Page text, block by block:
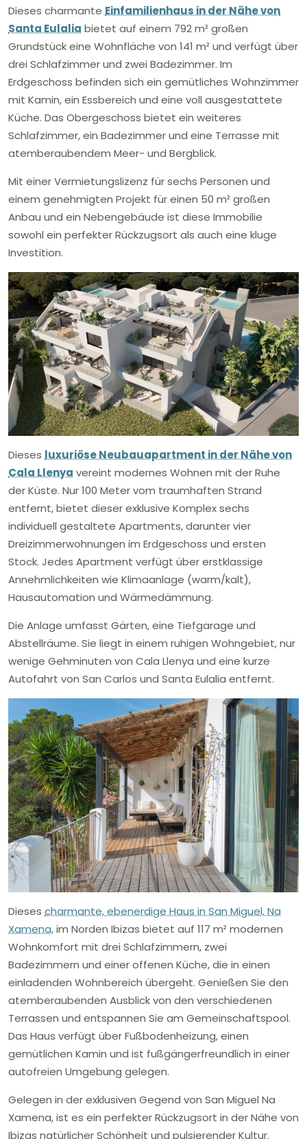
Dieses charmante Einfamilienhaus in der Nähe von
Santa Eulalia bietet auf einem 792 m² großen
Grundstück eine Wohnfläche von 141 m² und verfügt über
drei Schlafzimmer und zwei Badezimmer. Im
Erdgeschoss befinden sich ein gemütliches Wohnzimmer
mit Kamin, ein Essbereich und eine voll ausgestattete
Küche. Das Obergeschoss bietet ein weiteres
Schlafzimmer, ein Badezimmer und eine Terrasse mit
atemberaubendem Meer- und Bergblick.
Mit einer Vermietungslizenz für sechs Personen und
einem genehmigten Projekt für einen 50 m² großen
Anbau und ein Nebengebäude ist diese Immobilie
sowohl ein perfekter Rückzugsort als auch eine kluge
Investition.
Dieses luxuriöse Neubauapartment in der Nähe von
Cala Llenya vereint modernes Wohnen mit der Ruhe
der Küste. Nur 100 Meter vom traumhaften Strand
entfernt, bietet dieser exklusive Komplex sechs
individuell gestaltete Apartments, darunter vier
Dreizimmerwohnungen im Erdgeschoss und ersten
Stock. Jedes Apartment verfügt über erstklassige
Annehmlichkeiten wie Klimaanlage (warm/kalt),
Hausautomation und Wärmedämmung.
Die Anlage umfasst Gärten, eine Tiefgarage und
Abstellräume. Sie liegt in einem ruhigen Wohngebiet, nur
wenige Gehminuten von Cala Llenya und eine kurze
Autofahrt von San Carlos und Santa Eulalia entfernt.
Dieses charmante, ebenerdige Haus in San Miguel, Na
Xamena,im Norden Ibizas bietet auf 117 m² modernen
Wohnkomfort mit drei Schlafzimmern, zwei
Badezimmern und einer offenen Küche, die in einen
einladenden Wohnbereich übergeht. Genießen Sie den
atemberaubenden Ausblick von den verschiedenen
Terrassen und entspannen Sie am Gemeinschaftspool.
Das Haus verfügt über Fußbodenheizung, einen
gemütlichen Kamin und ist fußgängerfreundlich in einer
autofreien Umgebung gelegen.
Gelegen in der exklusiven Gegend von San Miguel Na
Xamena, ist es ein perfekter Rückzugsort in der Nähe von
Ibizas natürlicher Schönheit und pulsierender Kultur.